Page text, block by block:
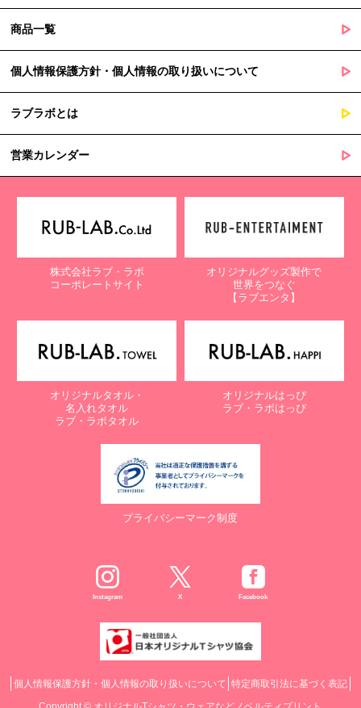
商品一覧
個人情報保護方針・個人情報の取り扱いについて
ラブラボとは
営業カレンダー
株式会社ラブ・ラボ
コーポレートサイト
オリジナルグッズ製作で
世界をつなぐ
【ラブエンタ】
オリジナルタオル・
名入れタオル
ラブ・ラボタオル
オリジナルはっぴ
ラブ・ラボはっぴ
プライバシーマーク制度
Instagram X Facebook
個人情報保護方針・個人情報の取り扱いについて 特定商取引法に基づく表記